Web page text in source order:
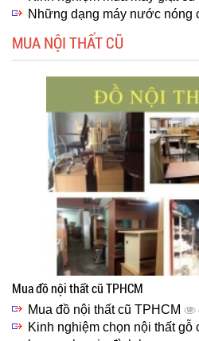
Những dạng máy nước nóng
MUA NỘI THẤT CŨ
Mua đồ nội thất cũ TPHCM
Mua đồ nội thất cũ TPHCM
Kinh nghiệm chọn nội thất